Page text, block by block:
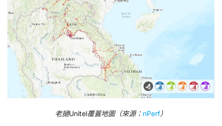
老撾Unitel覆蓋地圖（來源： nPerf）